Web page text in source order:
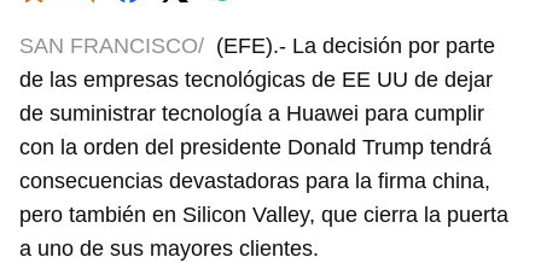
SAN FRANCISCO/ (EFE).- La decisión por parte
de las empresas tecnológicas de EE UU de dejar
de suministrar tecnología a Huawei para cumplir
con la orden del presidente Donald Trump tendrá
consecuencias devastadoras para la firma china,
pero también en Silicon Valley, que cierra la puerta
a uno de sus mayores clientes.